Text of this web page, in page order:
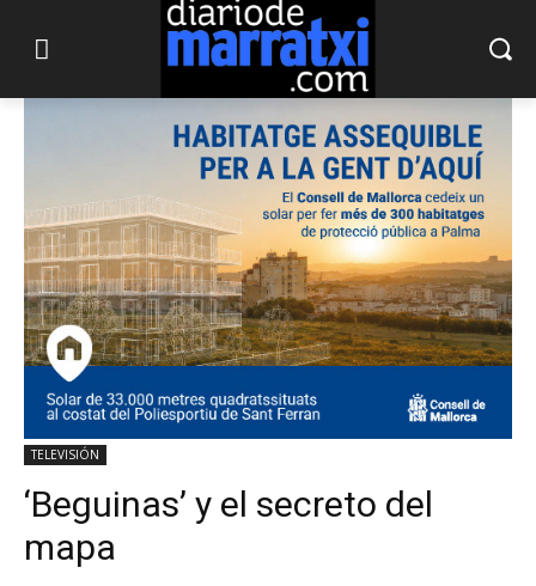
TELEVISIÓN
‘Beguinas’ y el secreto del
mapa